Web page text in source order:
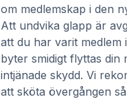
om medlemskap i den
Att undvika glapp är
att du har varit medlem
byter smidigt flyttas din
intjänade skydd. Vi
att sköta övergången